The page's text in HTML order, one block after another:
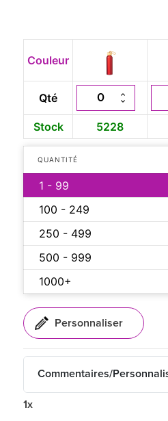
Couleur
Qté
Stock 5228
QUANTITÉ
1 - 99
100 - 249
250 - 499
500 - 999
1000+
Commentaires/
1x